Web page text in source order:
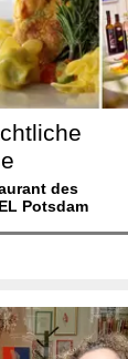
des
Potsdam